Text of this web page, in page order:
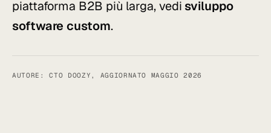
piattaforma B2B più larga, vedi sviluppo
software custom.
AUTORE: CTO DOOZY, AGGIORNATO MAGGIO 2026